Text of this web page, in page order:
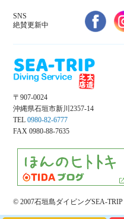
SNS
絶賛更新中
〒907-0024
沖縄県石垣市新川2357-14
TEL 0980-82-6777
FAX 0980-88-7635
© 2007石垣島ダイビングSEA-TRIP